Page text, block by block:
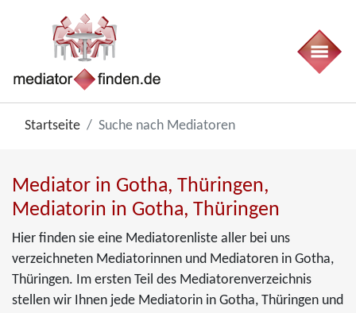
Startseite Suche nach Mediatoren
Mediator in Gotha, Thüringen,
Mediatorin in Gotha, Thüringen
Hier finden sie eine Mediatorenliste aller bei uns
verzeichneten Mediatorinnen und Mediatoren in Gotha,
Thüringen. Im ersten Teil des Mediatorenverzeichnis
stellen wir Ihnen jede Mediatorin in Gotha, Thüringen und